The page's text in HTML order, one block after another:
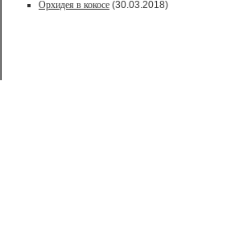
Орхидея в кокосе (30.03.2018)